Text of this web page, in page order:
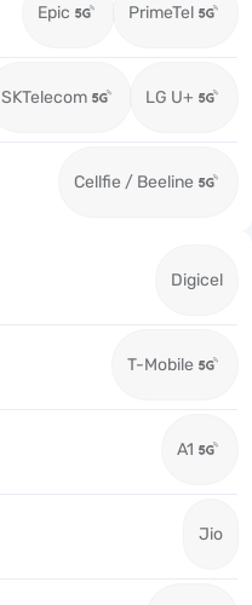
Epic PrimeTel
SKTelecom LG U+
Cellfie / Beeline
Digicel
T-Mobile
A1
Jio